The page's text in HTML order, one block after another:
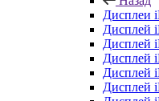
Дисплеи
Дисплей
Дисплей
Дисплей
Дисплей
Дисплей